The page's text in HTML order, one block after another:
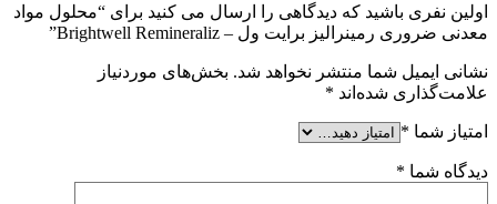
اولین نفری باشید که دیدگاهی را ارسال می کنید برای “محلول مواد
معدنی ضروری رمینرالیز برایت ول – Brightwell Remineraliz”
نشانی ایمیل شما منتشر نخواهد شد. بخش‌های موردنیاز
علامت‌گذاری شده‌اند *
امتیاز شما *
دیدگاه شما *